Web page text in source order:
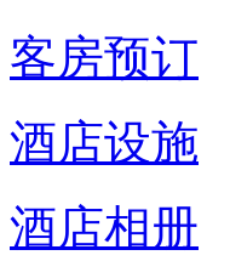
客房预订
酒店设施
酒店相册